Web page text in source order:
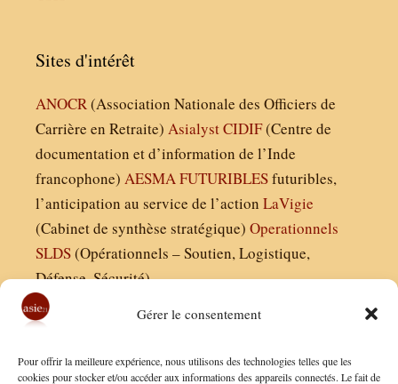
Gérer le consentement
Pour offrir la meilleure expérience, nous utilisons des technologies telles que les
cookies pour stocker et/ou accéder aux informations des appareils connectés. Le fait de
Sites d'intérêt
ANOCR(Association Nationale des Officiers de
Carrière en Retraite) AsialystCIDIF(Centre de
documentation et d’information de l’Inde
francophone) AESMAFUTURIBLESfuturibles,
l’anticipation au service de l’action LaVigie
(Cabinet de synthèse stratégique) Operationnels
SLDS(Opérationnels – Soutien, Logistique,
Défense, Sécurité)
Finaldées EURL